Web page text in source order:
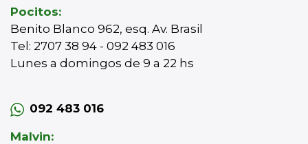
Pocitos:
Benito Blanco 962, esq. Av. Brasil
Tel: 2707 38 94 - 092 483 016
Lunes a domingos de 9 a 22 hs
092 483 016
Malvin: